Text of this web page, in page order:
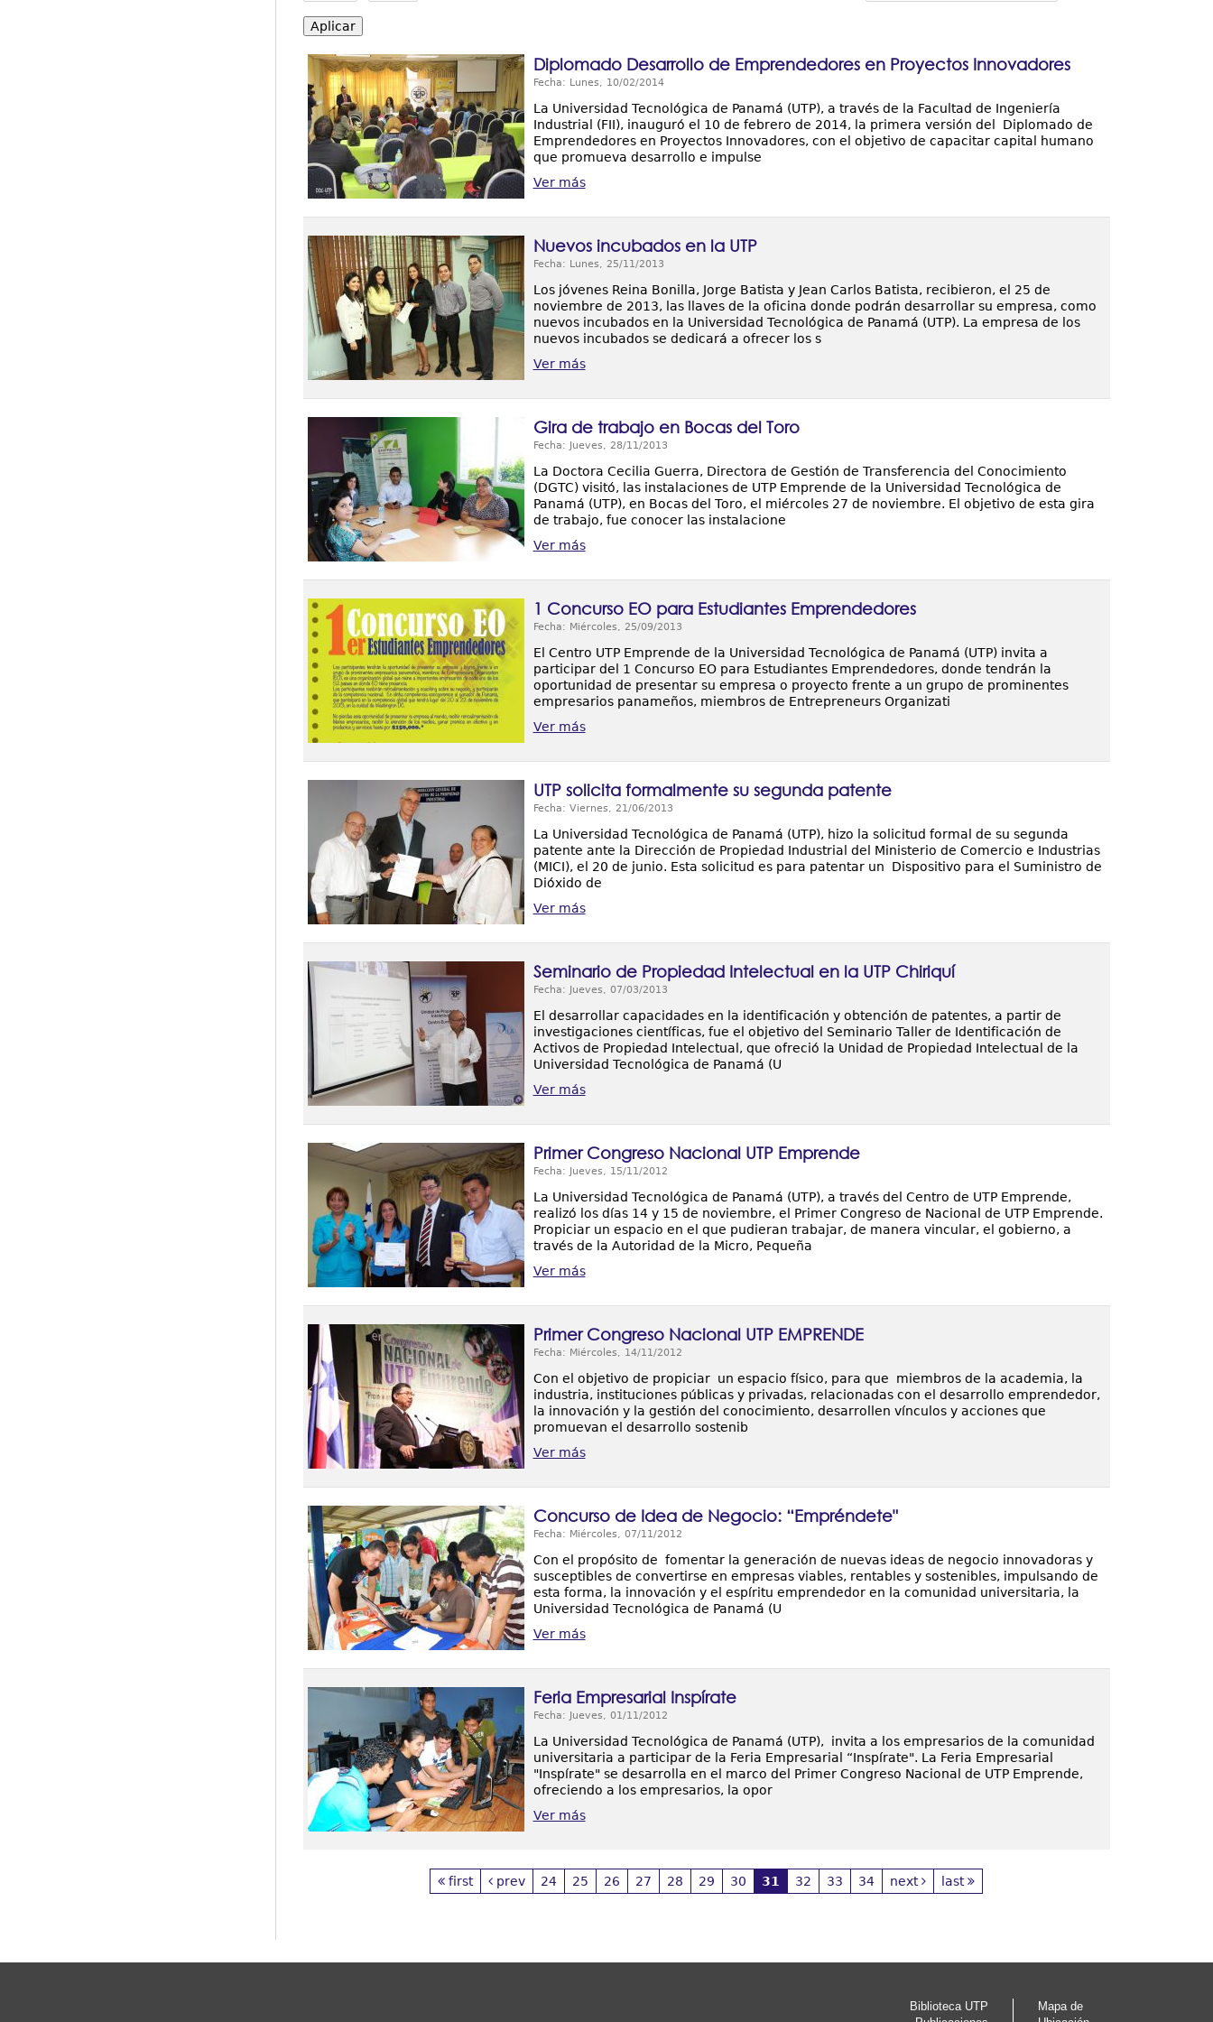
Diplomado Desarrollo de Emprendedores en Proyectos Innovadores
Fecha: Lunes, 10/02/2014
La Universidad Tecnológica de Panamá (UTP), a través de la Facultad de Ingeniería
Industrial (FII), inauguró el 10 de febrero de 2014, la primera versión del Diplomado de
Emprendedores en Proyectos Innovadores, con el objetivo de capacitar capital humano
que promueva desarrollo e impulse
Ver más
Nuevos incubados en la UTP
Fecha: Lunes, 25/11/2013
Los jóvenes Reina Bonilla, Jorge Batista y Jean Carlos Batista, recibieron, el 25 de
noviembre de 2013, las llaves de la oficina donde podrán desarrollar su empresa, como
nuevos incubados en la Universidad Tecnológica de Panamá (UTP). La empresa de los
nuevos incubados se dedicará a ofrecer los s
Ver más
Gira de trabajo en Bocas del Toro
Fecha: Jueves, 28/11/2013
La Doctora Cecilia Guerra, Directora de Gestión de Transferencia del Conocimiento
(DGTC) visitó, las instalaciones de UTP Emprende de la Universidad Tecnológica de
Panamá (UTP), en Bocas del Toro, el miércoles 27 de noviembre. El objetivo de esta gira
de trabajo, fue conocer las instalacione
Ver más
1 Concurso EO para Estudiantes Emprendedores
Fecha: Miércoles, 25/09/2013
El Centro UTP Emprende de la Universidad Tecnológica de Panamá (UTP) invita a
participar del 1 Concurso EO para Estudiantes Emprendedores, donde tendrán la
oportunidad de presentar su empresa o proyecto frente a un grupo de prominentes
empresarios panameños, miembros de Entrepreneurs Organizati
Ver más
UTP solicita formalmente su segunda patente
Fecha: Viernes, 21/06/2013
La Universidad Tecnológica de Panamá (UTP), hizo la solicitud formal de su segunda
patente ante la Dirección de Propiedad Industrial del Ministerio de Comercio e Industrias
(MICI), el 20 de junio. Esta solicitud es para patentar un Dispositivo para el Suministro de
Dióxido de
Ver más
Seminario de Propiedad Intelectual en la UTP Chiriquí
Fecha: Jueves, 07/03/2013
El desarrollar capacidades en la identificación y obtención de patentes, a partir de
investigaciones científicas, fue el objetivo del Seminario Taller de Identificación de
Activos de Propiedad Intelectual, que ofreció la Unidad de Propiedad Intelectual de la
Universidad Tecnológica de Panamá (U
Ver más
Primer Congreso Nacional UTP Emprende
Fecha: Jueves, 15/11/2012
La Universidad Tecnológica de Panamá (UTP), a través del Centro de UTP Emprende,
realizó los días 14 y 15 de noviembre, el Primer Congreso de Nacional de UTP Emprende.
Propiciar un espacio en el que pudieran trabajar, de manera vincular, el gobierno, a
través de la Autoridad de la Micro, Pequeña
Ver más
Primer Congreso Nacional UTP EMPRENDE
Fecha: Miércoles, 14/11/2012
Con el objetivo de propiciar un espacio físico, para que miembros de la academia, la
industria, instituciones públicas y privadas, relacionadas con el desarrollo emprendedor,
la innovación y la gestión del conocimiento, desarrollen vínculos y acciones que
promuevan el desarrollo sostenib
Ver más
Concurso de Idea de Negocio: “Empréndete"
Fecha: Miércoles, 07/11/2012
Con el propósito de fomentar la generación de nuevas ideas de negocio innovadoras y
susceptibles de convertirse en empresas viables, rentables y sostenibles, impulsando de
esta forma, la innovación y el espíritu emprendedor en la comunidad universitaria, la
Universidad Tecnológica de Panamá (U
Ver más
Feria Empresarial Inspírate
Fecha: Jueves, 01/11/2012
La Universidad Tecnológica de Panamá (UTP), invita a los empresarios de la comunidad
universitaria a participar de la Feria Empresarial “Inspírate". La Feria Empresarial
"Inspírate" se desarrolla en el marco del Primer Congreso Nacional de UTP Emprende,
ofreciendo a los empresarios, la opor
Ver más
first prev 24 25 26 27 28 29 30 31 32 33 34 next last
Biblioteca UTP
Mapa de